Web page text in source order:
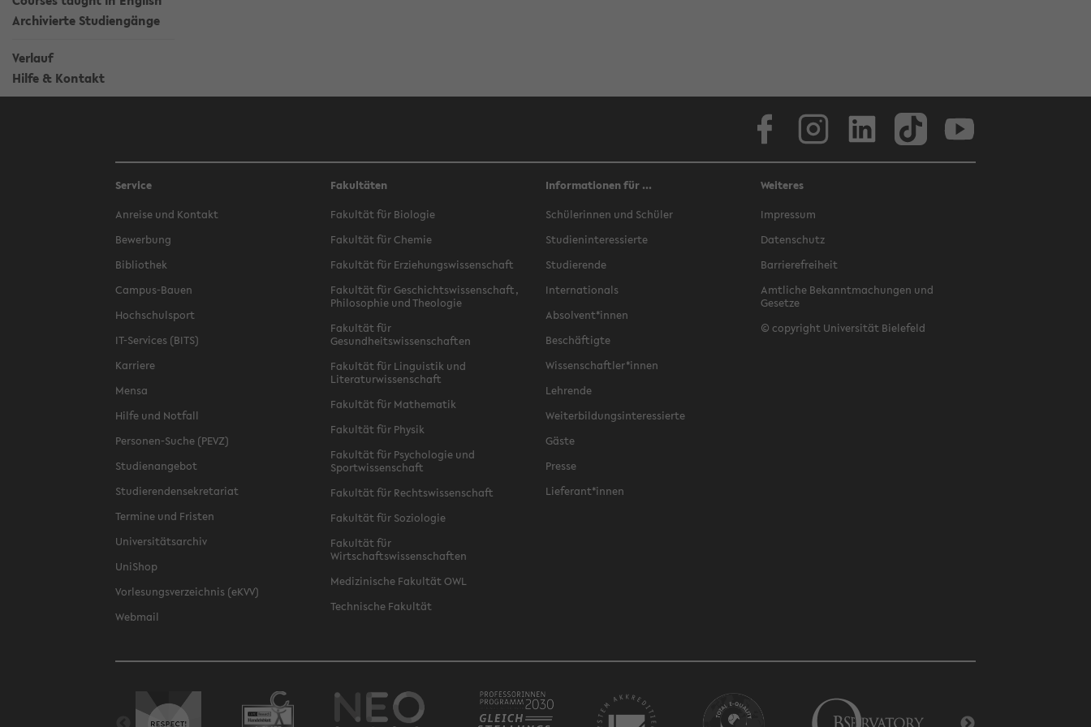
Archivierte Studiengänge
Verlauf
Hilfe & Kontakt
Service
Anreise und Kontakt
Bewerbung
Bibliothek
Campus-Bauen
Hochschulsport
IT-Services (BITS)
Karriere
Mensa
Hilfe und Notfall
Personen-Suche (PEVZ)
Studienangebot
Studierendensekretariat
Termine und Fristen
Universitätsarchiv
UniShop
Vorlesungsverzeichnis (eKVV)
Webmail
Fakultäten
Fakultät für Biologie
Fakultät für Chemie
Fakultät für Erziehungswissenschaft
Fakultät für Geschichtswissenschaft,
Philosophie und Theologie
Fakultät für
Gesundheitswissenschaften
Fakultät für Linguistik und
Literaturwissenschaft
Fakultät für Mathematik
Fakultät für Physik
Fakultät für Psychologie und
Sportwissenschaft
Fakultät für Rechtswissenschaft
Fakultät für Soziologie
Fakultät für
Wirtschaftswissenschaften
Medizinische Fakultät OWL
Technische Fakultät
Informationen für ...
Schülerinnen und Schüler
Studieninteressierte
Studierende
Internationals
Absolvent*innen
Beschäftigte
Wissenschaftler*innen
Lehrende
Weiterbildungsinteressierte
Gäste
Presse
Lieferant*innen
Weiteres
Impressum
Datenschutz
Barrierefreiheit
Amtliche Bekanntmachungen und
Gesetze
© copyright Universität Bielefeld